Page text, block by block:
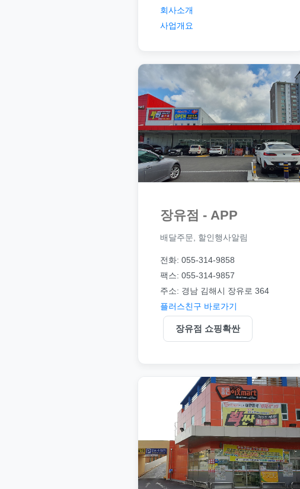
회사소개
사업개요
장유점 - APP
배달주문, 할인행사알림
전화: 055-314-9858
팩스: 055-314-9857
주소: 경남 김해시 장유로 364
플러스친구 바로가기
장유점 쇼핑확싼